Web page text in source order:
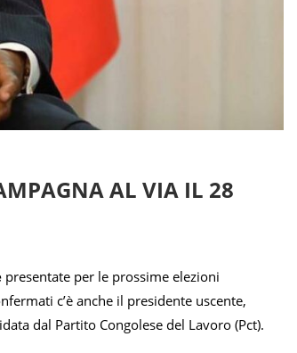
AL VIA IL 28
presentate per le prossime elezioni
c’è anche il presidente uscente,
dal Partito Congolese del Lavoro (Pct).